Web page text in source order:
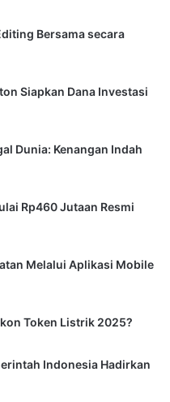
Bersama secara
Siapkan Dana Investasi
Dunia: Kenangan Indah
Rp460 Jutaan Resmi
Melalui Aplikasi Mobile
Token Listrik 2025?
Indonesia Hadirkan